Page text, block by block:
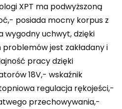
XPT ma podwyższoną
posiada mocny korpus z
wygodny uchwyt, dzięki
jest zakładany i
pracy dzięki
18V,- wskaźnik
regulacja rękojeści,-
przechowywania,-